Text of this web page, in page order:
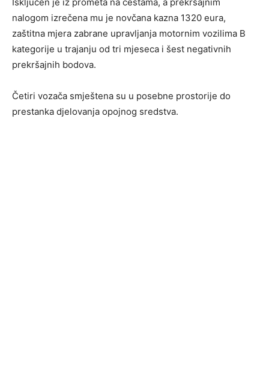
Isključen je iz prometa na cestama, a prekršajnim
nalogom izrečena mu je novčana kazna 1320 eura,
zaštitna mjera zabrane upravljanja motornim vozilima B
kategorije u trajanju od tri mjeseca i šest negativnih
prekršajnih bodova.
Četiri vozača smještena su u posebne prostorije do
prestanka djelovanja opojnog sredstva.